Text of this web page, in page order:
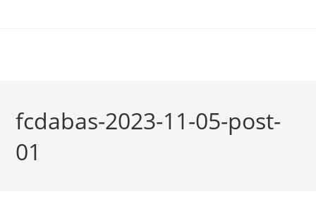
fcdabas-2023-11-05-post-
01